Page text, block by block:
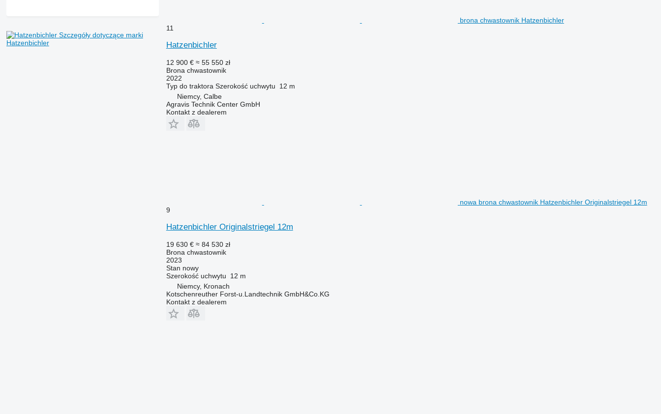
Szczegóły dotyczące marki
Hatzenbichler
brona chwastownik Hatzenbichler
11
Hatzenbichler
12 900 € ≈ 55 550 zł
Brona chwastownik
2022
Typ do traktora Szerokość uchwytu
12 m
Niemcy, Calbe
Agravis Technik Center GmbH
Kontakt z dealerem
nowa brona chwastownik Hatzenbichler Originalstriegel 12m
9
Hatzenbichler Originalstriegel 12m
19 630 € ≈ 84 530 zł
Brona chwastownik
2023
Stan nowy
Szerokość uchwytu
12 m
Niemcy, Kronach
Kotschenreuther Forst-u.Landtechnik GmbH&Co.KG
Kontakt z dealerem